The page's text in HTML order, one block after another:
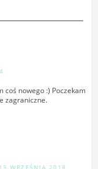
coś nowego :) Poczekam
zagraniczne.